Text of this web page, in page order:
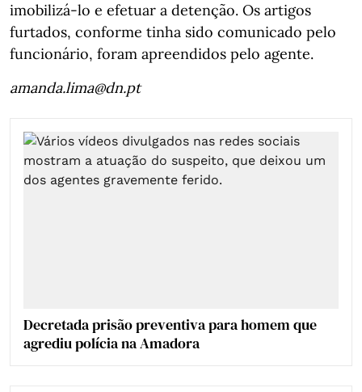
imobilizá-lo e efetuar a detenção. Os artigos
furtados, conforme tinha sido comunicado pelo
funcionário, foram apreendidos pelo agente.
amanda.lima@dn.pt
Decretada prisão preventiva para homem que
agrediu polícia na Amadora